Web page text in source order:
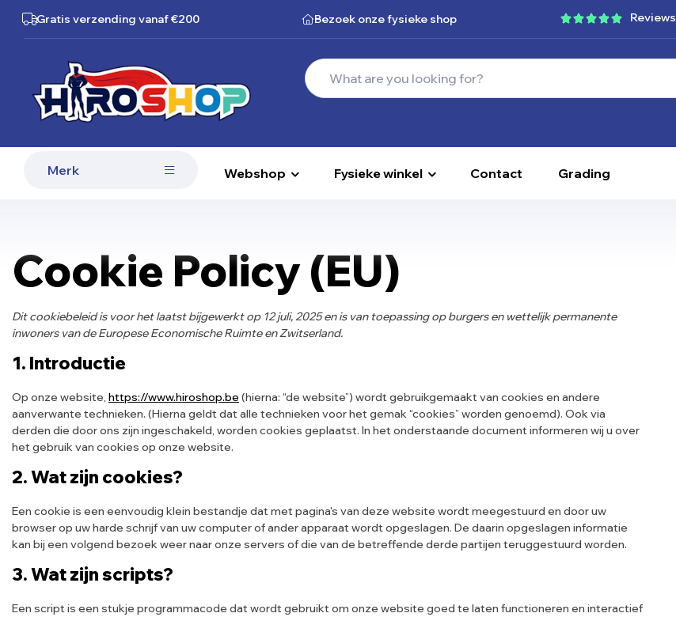
Gratis verzending vanaf €200 Bezoek onze fysieke shop Reviews
Merk Webshop Fysieke winkel Contact Grading
Cookie Policy (EU)
Dit cookiebeleid is voor het laatst bijgewerkt op 12 juli, 2025 en is van toepassing op burgers en wettelijk permanente
inwoners van de Europese Economische Ruimte en Zwitserland.
1. Introductie
Op onze website, https://www.hiroshop.be (hierna: “de website”) wordt gebruikgemaakt van cookies en andere
aanverwante technieken. (Hierna geldt dat alle technieken voor het gemak “cookies” worden genoemd). Ook via
derden die door ons zijn ingeschakeld, worden cookies geplaatst. In het onderstaande document informeren wij u over
het gebruik van cookies op onze website.
2. Wat zijn cookies?
Een cookie is een eenvoudig klein bestandje dat met pagina's van deze website wordt meegestuurd en door uw
browser op uw harde schrijf van uw computer of ander apparaat wordt opgeslagen. De daarin opgeslagen informatie
kan bij een volgend bezoek weer naar onze servers of die van de betreffende derde partijen teruggestuurd worden.
3. Wat zijn scripts?
Een script is een stukje programmacode dat wordt gebruikt om onze website goed te laten functioneren en interactief